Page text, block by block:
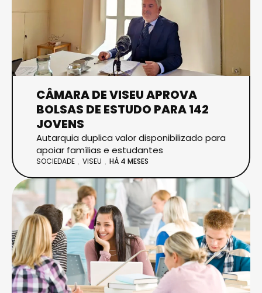
CÂMARA DE VISEU APROVA
BOLSAS DE ESTUDO PARA 142
JOVENS
Autarquia duplica valor disponibilizado para
apoiar famílias e estudantes
SOCIEDADE VISEU HÁ 4 MESES